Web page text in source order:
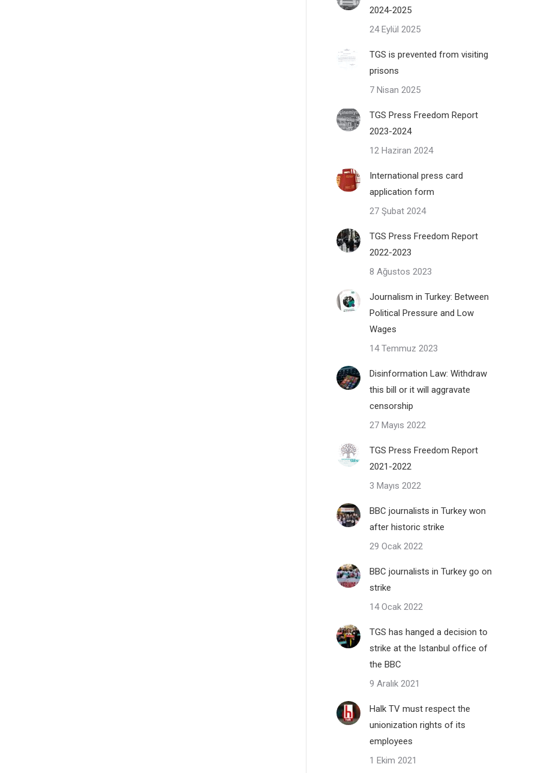
2024-2025
24 Eylül 2025
TGS is prevented from visiting
prisons
7 Nisan 2025
TGS Press Freedom Report
2023-2024
12 Haziran 2024
International press card
application form
27 Şubat 2024
TGS Press Freedom Report
2022-2023
8 Ağustos 2023
Journalism in Turkey: Between
Political Pressure and Low
Wages
14 Temmuz 2023
Disinformation Law: Withdraw
this bill or it will aggravate
censorship
27 Mayıs 2022
TGS Press Freedom Report
2021-2022
3 Mayıs 2022
BBC journalists in Turkey won
after historic strike
29 Ocak 2022
BBC journalists in Turkey go on
strike
14 Ocak 2022
TGS has hanged a decision to
strike at the Istanbul office of
the BBC
9 Aralık 2021
Halk TV must respect the
unionization rights of its
employees
1 Ekim 2021